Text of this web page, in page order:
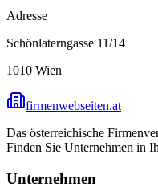
Adresse
Schönlaterngasse 11/14
1010 Wien
firmenwebseiten.at
Das österreichische
Finden Sie Unternehmen in
Unternehmen